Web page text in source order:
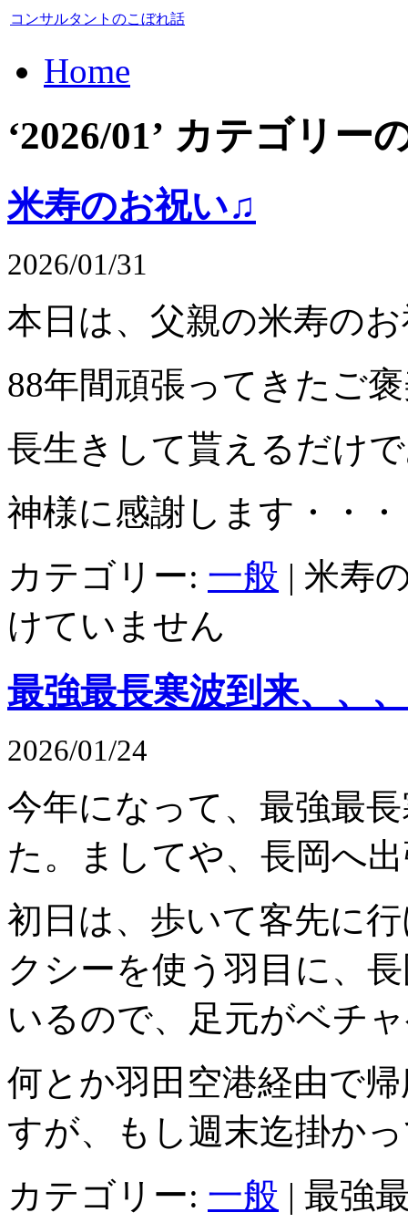
コンサルタントのこぼれ話
Home
‘2026/01’ カテゴリー
米寿のお祝い♫
2026/01/31
本日は、父親の米寿の
88年間頑張ってきたご
長生きして貰えるだけ
神様に感謝します・・・
カテゴリー: 一般 | 米寿
けていません
最強最長寒波到来、、、
2026/01/24
今年になって、最強最
た。ましてや、長岡へ
初日は、歩いて客先に
クシーを使う羽目に、
いるので、足元がベチ
何とか羽田空港経由で
すが、もし週末迄掛か
カテゴリー: 一般 | 最強